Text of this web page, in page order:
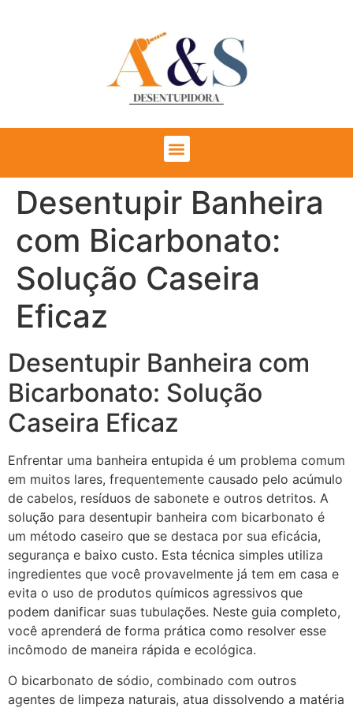
Desentupir Banheira
com Bicarbonato:
Solução Caseira
Eficaz
Desentupir Banheira com
Bicarbonato: Solução
Caseira Eficaz
Enfrentar uma banheira entupida é um problema comum
em muitos lares, frequentemente causado pelo acúmulo
de cabelos, resíduos de sabonete e outros detritos. A
solução para desentupir banheira com bicarbonato é
um método caseiro que se destaca por sua eficácia,
segurança e baixo custo. Esta técnica simples utiliza
ingredientes que você provavelmente já tem em casa e
evita o uso de produtos químicos agressivos que
podem danificar suas tubulações. Neste guia completo,
você aprenderá de forma prática como resolver esse
incômodo de maneira rápida e ecológica.
O bicarbonato de sódio, combinado com outros
agentes de limpeza naturais, atua dissolvendo a matéria